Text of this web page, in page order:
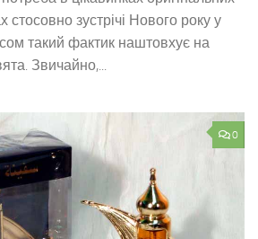
стосовно зустрічі Нового року у
такий фактик наштовхує на
Звичайно,...
0